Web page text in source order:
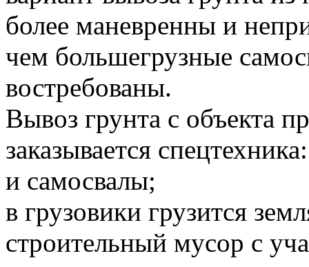
более маневренны и
чем большегрузные
востребованы.
Вывоз грунта с объекта
заказывается
и самосвалы;
в грузовики грузится
строительный мусор с